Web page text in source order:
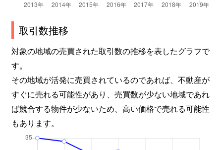
取引数推移
対象の地域の売買された取引数の推移を表したグラフで
す。
その地域が活発に売買されているのであれば、不動産が
すぐに売れる可能性があり、売買数が少ない地域であれ
ば競合する物件が少ないため、高い価格で売れる可能性
もあります。